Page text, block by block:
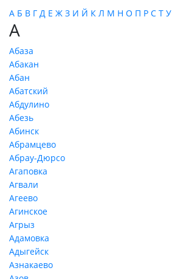
А Б В Г Д Е Ж З И Й К Л М Н О П Р С Т У
А
Абаза
Абакан
Абан
Абатский
Абдулино
Абезь
Абинск
Абрамцево
Абрау-Дюрсо
Агаповка
Агвали
Агеево
Агинское
Агрыз
Адамовка
Адыгейск
Азнакаево